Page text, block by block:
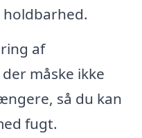
af
måske ikke
så du kan
fugt.